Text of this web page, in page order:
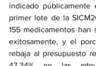
indicado públicamente
primer lote de la
155 medicamentos han
exitosamente, y el
rebaja al presupuesto